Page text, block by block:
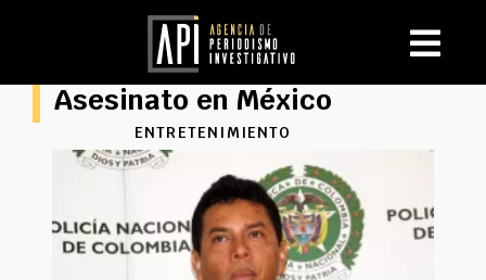
Asesinato en México
ENTRETENIMIENTO